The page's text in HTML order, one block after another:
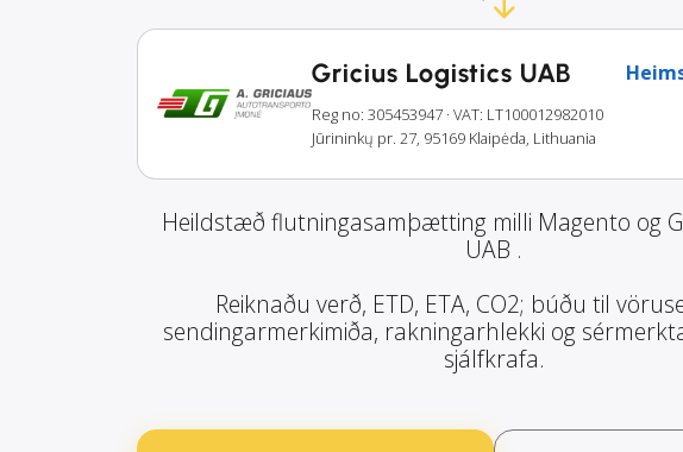
Gricius Logistics UAB
Reg no: 305453947 · VAT: LT100012982010
Jūrininkų pr. 27, 95169 Klaipėda, Lithuania
Heildstæð flutningasamþætting milli Magento og
UAB .
Reiknaðu verð, ETD, ETA, CO2; búðu til
sendingarmerkimiða, rakningarhlekki og
sjálfkrafa.